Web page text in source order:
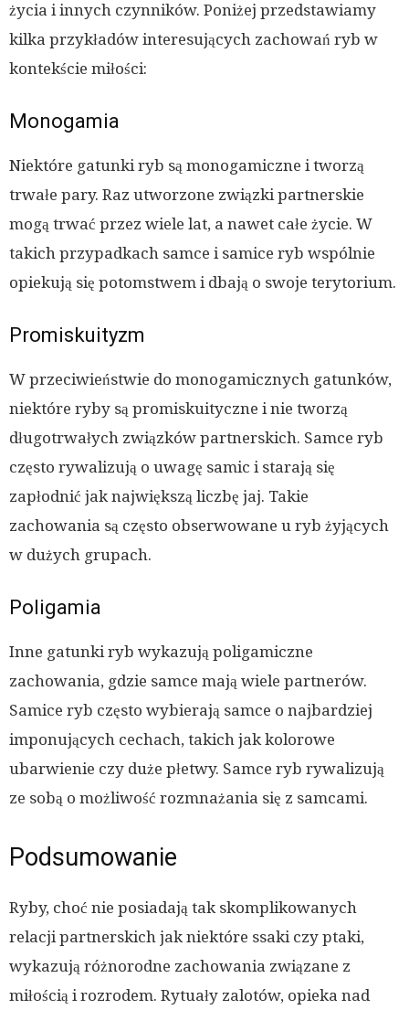
życia i innych czynników. Poniżej przedstawiamy
kilka przykładów interesujących zachowań ryb w
kontekście miłości:
Monogamia
Niektóre gatunki ryb są monogamiczne i tworzą
trwałe pary. Raz utworzone związki partnerskie
mogą trwać przez wiele lat, a nawet całe życie. W
takich przypadkach samce i samice ryb wspólnie
opiekują się potomstwem i dbają o swoje terytorium.
Promiskuityzm
W przeciwieństwie do monogamicznych gatunków,
niektóre ryby są promiskuityczne i nie tworzą
długotrwałych związków partnerskich. Samce ryb
często rywalizują o uwagę samic i starają się
zapłodnić jak największą liczbę jaj. Takie
zachowania są często obserwowane u ryb żyjących
w dużych grupach.
Poligamia
Inne gatunki ryb wykazują poligamiczne
zachowania, gdzie samce mają wiele partnerów.
Samice ryb często wybierają samce o najbardziej
imponujących cechach, takich jak kolorowe
ubarwienie czy duże płetwy. Samce ryb rywalizują
ze sobą o możliwość rozmnażania się z samcami.
Podsumowanie
Ryby, choć nie posiadają tak skomplikowanych
relacji partnerskich jak niektóre ssaki czy ptaki,
wykazują różnorodne zachowania związane z
miłością i rozrodem. Rytuały zalotów, opieka nad